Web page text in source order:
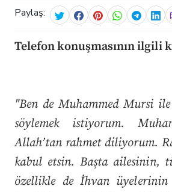
Paylaş:
Telefon konuşmasının ilgili
"Ben de Muhammed Mursi
söylemek istiyorum.
Allah’tan rahmet diliyorum.
kabul etsin. Başta ailesinin,
özellikle de İhvan üyelerinin